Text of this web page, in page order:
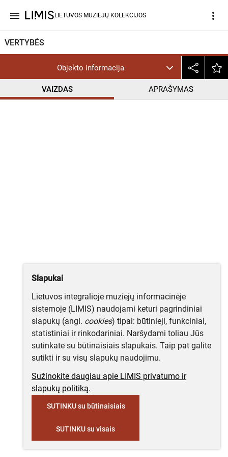
menu LIETUVOS MUZIEJŲ KOLEKCIJOS more_vert
VERTYBĖS
Objekto informacija
VAIZDAS APRAŠYMAS
Slapukai
Lietuvos integralioje muziejų informacinėje
sistemoje (LIMIS) naudojami keturi pagrindiniai
slapukų (angl. cookies) tipai: būtinieji, funkciniai,
statistiniai ir rinkodariniai. Naršydami toliau Jūs
sutinkate su būtinaisiais slapukais. Taip pat galite
sutikti ir su visų slapukų naudojimu.
Sužinokite daugiau apie LIMIS privatumo ir
slapukų politiką.
SUTINKU su būtinaisiais
SUTINKU su visais